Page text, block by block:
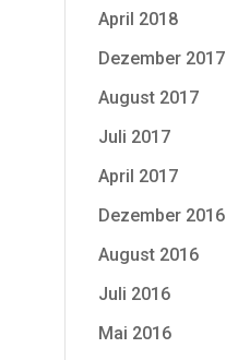
April 2018
Dezember 2017
August 2017
Juli 2017
April 2017
Dezember 2016
August 2016
Juli 2016
Mai 2016